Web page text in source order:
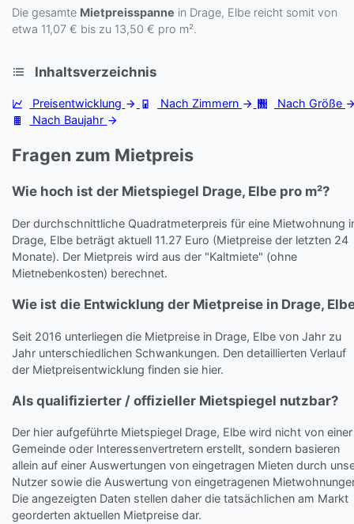
Die gesamte Mietpreisspanne in Drage, Elbe reicht somit von
etwa 11,07 € bis zu 13,50 € pro m².
Inhaltsverzeichnis
Preisentwicklung Nach Zimmern
Nach Größe
Nach Baujahr
Fragen zum Mietpreis
Wie hoch ist der Mietspiegel Drage, Elbe pro m²?
Der durchschnittliche Quadratmeterpreis für eine Mietwohnung
Drage, Elbe beträgt aktuell 11.27 Euro (Mietpreise der letzten 24
Monate). Der Mietpreis wird aus der "Kaltmiete" (ohne
Mietnebenkosten) berechnet.
Wie ist die Entwicklung der Mietpreise in Drage,
Seit 2016 unterliegen die Mietpreise in Drage, Elbe von Jahr zu
Jahr unterschiedlichen Schwankungen. Den detaillierten Verlauf
der Mietpreisentwicklung finden sie hier.
Als qualifizierter / offizieller Mietspiegel nutzbar?
Der hier aufgeführte Mietspiegel Drage, Elbe wird nicht von einer
Gemeinde oder Interessenvertretern erstellt, sondern basieren
allein auf einer Auswertungen von eingetragen Mieten durch
Nutzer sowie die Auswertung von eingetragenen
Die angezeigten Daten stellen daher die tatsächlichen am Markt
georderten aktuellen Mietpreise dar.